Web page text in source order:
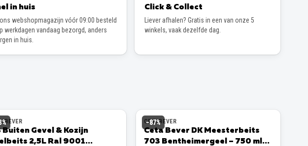
in huis
webshopmagazijn vóór 09:00 besteld
werkdagen vandaag bezorgd, anders
in huis.
Click & Collect
Liever afhalen? Gratis in een van onze 5
winkels, vaak dezelfde dag.
%
Buiten Gevel & Kozijn
2,5L Ral 9001
−87%
CETABEVER
Ceta Bever DK Meesterbeits
703 Bentheimergeel – 750 ml